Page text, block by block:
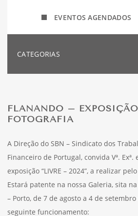
EVENTOS AGENDADOS
CATEGORIAS
FLANANDO –
FOTOGRAFIA
A Direção do SBN – Sindicato dos
Financeiro de Portugal, convida Vª.
exposição “LIVRE – 2024”, a realizar
Estará patente na nossa Galeria, sita
– Porto, de 7 de agosto a 4 de
seguinte funcionamento: